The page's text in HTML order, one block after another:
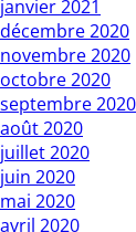
janvier 2021
décembre 2020
novembre 2020
octobre 2020
septembre 2020
août 2020
juillet 2020
juin 2020
mai 2020
avril 2020